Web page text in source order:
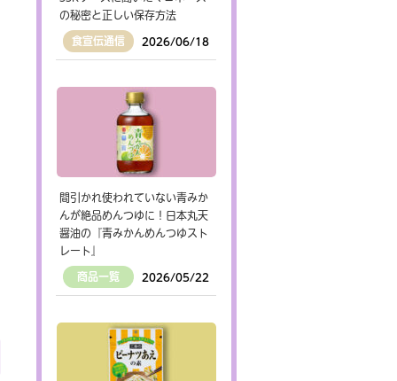
の秘密と正しい保存方法
食宣伝通信 2026/06/18
間引かれ使われていない青みか
んが絶品めんつゆに！日本丸天
醤油の『青みかんめんつゆスト
レート』
商品一覧 2026/05/22